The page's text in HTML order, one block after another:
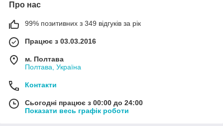
Про нас
99% позитивних з 349 відгуків за рік
Працює з 03.03.2016
м. Полтава
Полтава, Україна
Контакти
Сьогодні працює з 00:00 до 24:00
Показати весь графік роботи